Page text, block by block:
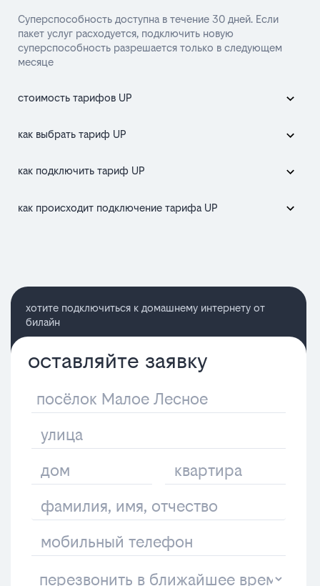
Суперспособность доступна в течение 30 дней. Если
пакет услуг расходуется, подключить новую
суперспособность разрешается только в следующем
месяце
стоимость тарифов UP
как выбрать тариф UP
как подключить тариф UP
как происходит подключение тарифа UP
хотите подключиться к домашнему интернету от
билайн
оставляйте заявку